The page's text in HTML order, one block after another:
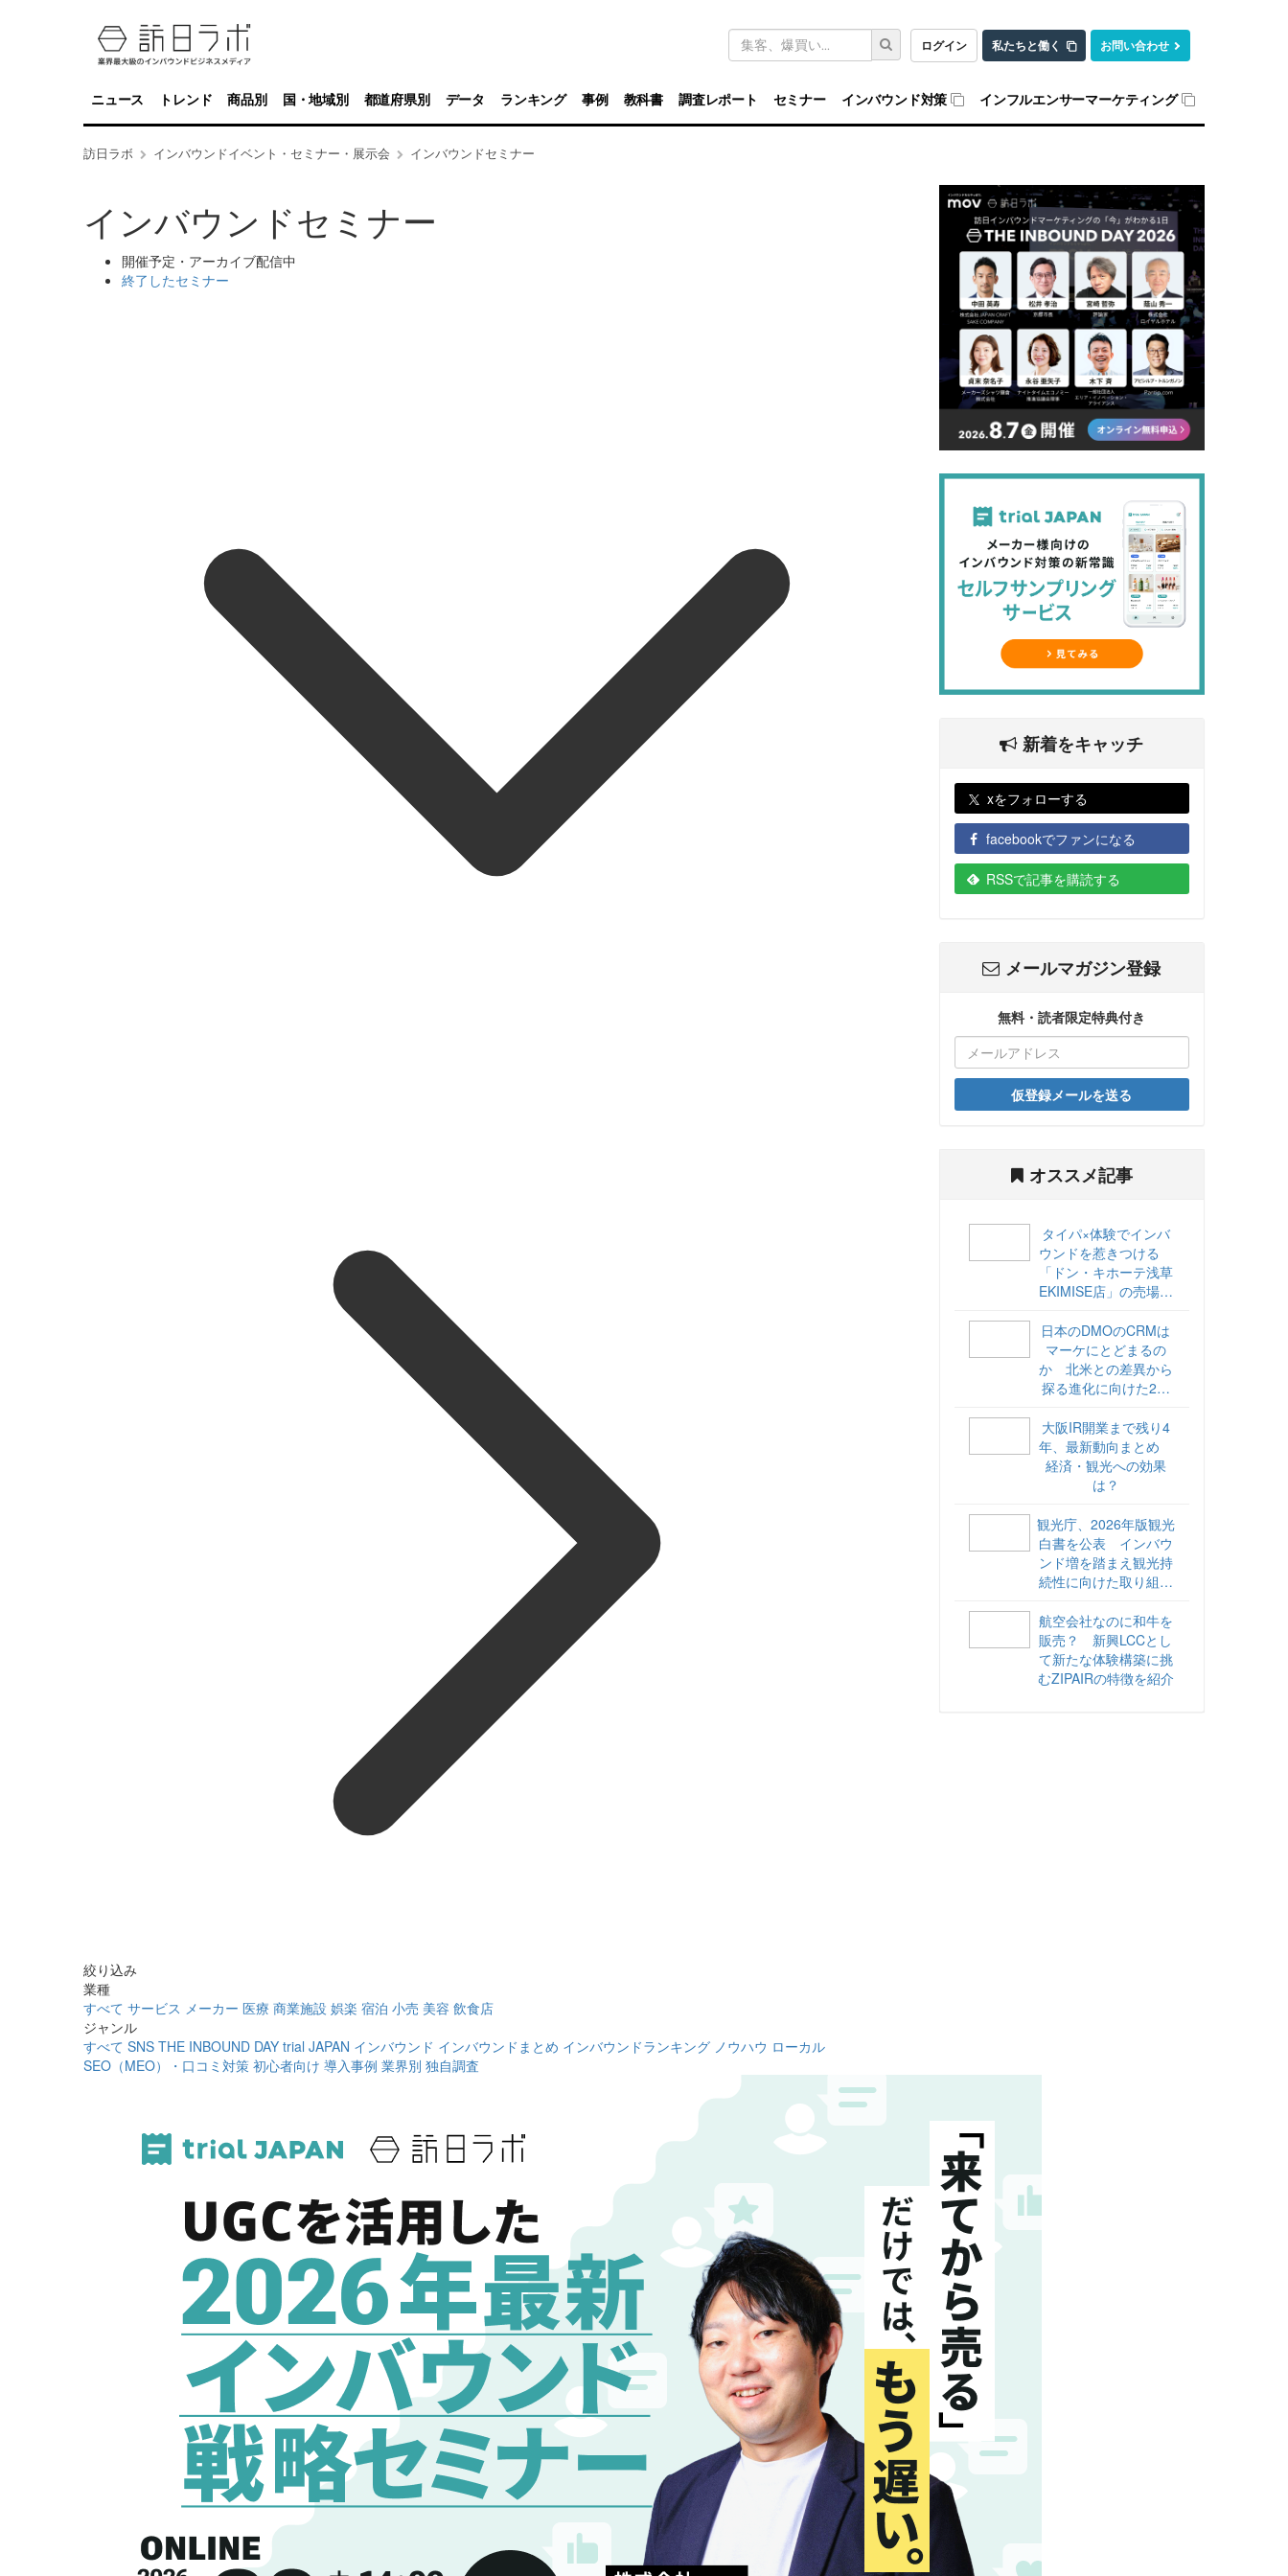
ログイン 私たちと働く お問い合わせ
キ
ワ
ド
検
索
ニュース トレンド 商品別 国・地域別 都道府県別 データ ランキング 事例 教科書 調査レポート セミナー インバウンド対策 インフルエンサーマーケティング
訪日ラボ インバウンドイベント・セミナー・展示会 インバウンドセミナー
インバウンドセミナー
開催予定・アーカイブ配信中
終了したセミナー
絞り込み
業種
すべて サービス メーカー 医療 商業施設 娯楽 宿泊 小売 美容 飲食店
ジャンル
すべて SNS THE INBOUND DAY trial JAPAN インバウンド インバウンドまとめ インバウンドランキング ノウハウ ローカル
SEO（MEO）・口コミ対策 初心者向け 導入事例 業界別 独自調査
新着をキャッチ
xをフォローする
facebookでファンになる
RSSで記事を購読する
メールマガジン登録
無料・読者限定特典付き
仮登録メールを送る
オススメ記事
タイパ×体験でインバ
ウンドを惹きつける
「ドン・キホーテ浅草
EKIMISE店」の売場づ
日本のDMOのCRMは
マーケにとどまるの
か 北米との差異から
探る進化に向けた2ス
海外DMOのリアル
vol.6】
大阪IR開業まで残り4
年、最新動向まとめ
経済・観光への効果
は？
観光庁、2026年版観光
白書を公表 インバウ
ンド増を踏まえ観光持
続性に向けた取り組み
航空会社なのに和牛を
販売？ 新興LCCとし
て新たな体験構築に挑
むZIPAIRの特徴を紹介